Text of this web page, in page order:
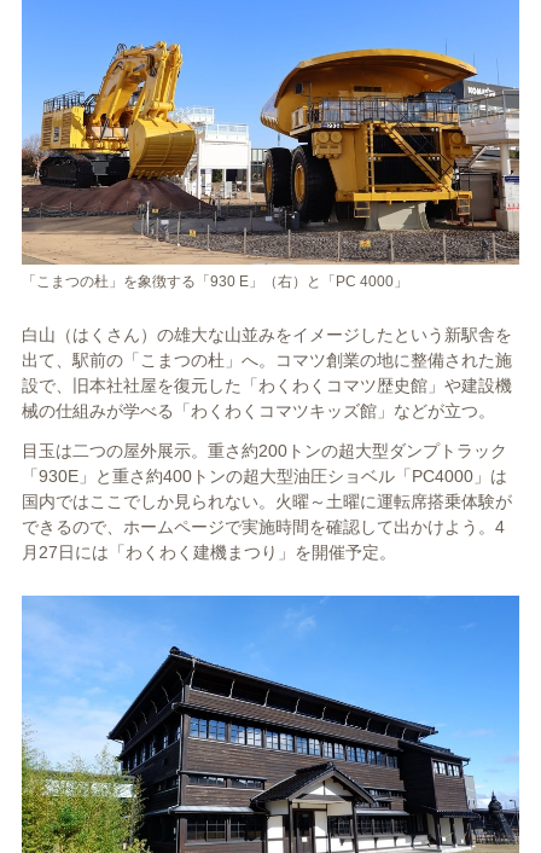
「こまつの杜」を象徴する「930 E」（右）と「PC 4000」
白山（はくさん）の雄大な山並みをイメージしたという新駅舎を
出て、駅前の「こまつの杜」へ。コマツ創業の地に整備された施
設で、旧本社社屋を復元した「わくわくコマツ歴史館」や建設機
械の仕組みが学べる「わくわくコマツキッズ館」などが立つ。
目玉は二つの屋外展示。重さ約200トンの超大型ダンプトラック
「930E」と重さ約400トンの超大型油圧ショベル「PC4000」は
国内ではここでしか見られない。火曜～土曜に運転席搭乗体験が
できるので、ホームページで実施時間を確認して出かけよう。4
月27日には「わくわく建機まつり」を開催予定。